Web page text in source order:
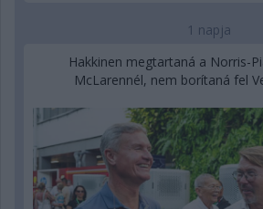
1 napja
Hakkinen megtartaná a Norris-
McLarennél, nem borítaná fel